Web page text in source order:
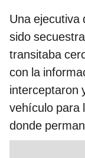
Una ejecutiva
sido
transitaba
con la
interceptaron
vehículo para
donde